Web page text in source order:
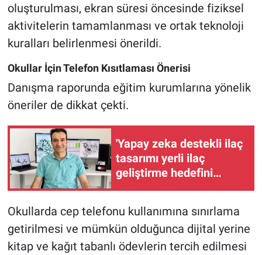
oluşturulması, ekran süresi öncesinde fiziksel
aktivitelerin tamamlanması ve ortak teknoloji
kuralları belirlenmesi önerildi.
Okullar İçin Telefon Kısıtlaması Önerisi
Danışma raporunda eğitim kurumlarına yönelik
öneriler de dikkat çekti.
'Yapay zeka destekli ilaç
tasarımı yerli ilaç
geliştirme hedefini
destekliyor'
Okullarda cep telefonu kullanımına sınırlama
getirilmesi ve mümkün olduğunca dijital yerine
kitap ve kağıt tabanlı ödevlerin tercih edilmesi